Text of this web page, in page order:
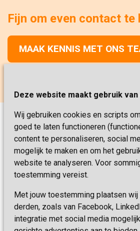
Deze website maakt gebruik
Wij gebruiken cookies en scripts
goed te laten functioneren
content te personaliseren, social
mogelijk te maken en om het
website te analyseren. Voor
toestemming vereist.
Met jouw toestemming plaatsen
derden, zoals van Facebook,
integratie met social media
Onze functies
Verpleegkunde
Verzorging
Coördinator Zorg & Welzijn
Helpende
Medische dienst
Vacatures
Werken & Leren
Veelgestelde vragen
Sevagram.nl
Fijn om even contact te
MAAK KENNIS MET ONS